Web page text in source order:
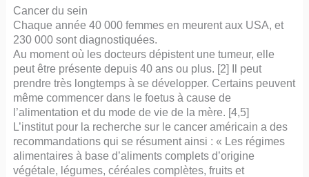
Cancer du sein
Chaque année 40 000 femmes en meurent aux USA, et
230 000 sont diagnostiquées.
Au moment où les docteurs dépistent une tumeur, elle
peut être présente depuis 40 ans ou plus. [2] Il peut
prendre très longtemps à se développer. Certains peuvent
même commencer dans le foetus à cause de
l’alimentation et du mode de vie de la mère. [4,5]
L’institut pour la recherche sur le cancer américain a des
recommandations qui se résument ainsi : « Les régimes
alimentaires à base d’aliments complets d’origine
végétale, légumes, céréales complètes, fruits et